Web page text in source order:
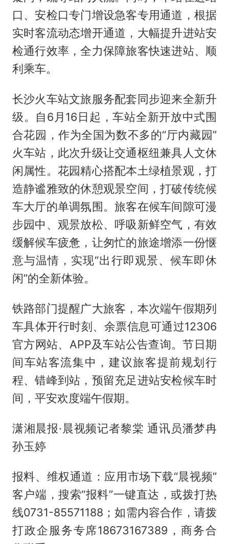
口、安检口专门增设急客专用通道，根据
实时客流动态增开通道，大幅提升进站安
检通行效率，全力保障旅客快速进站、顺
利乘车。
长沙火车站文旅服务配套同步迎来全新升
级。自6月16日起，车站全新开放中式围
合花园，作为全国为数不多的“厅内藏园”
火车站，此次升级让交通枢纽兼具人文休
闲属性。花园精心搭配本土绿植景观，打
造静谧雅致的休憩观景空间，打破传统候
车大厅的单调氛围。旅客在候车间隙可漫
步园中、观景放松、呼吸新鲜空气，有效
缓解候车疲惫，让匆忙的旅途增添一份惬
意与温情，实现“出行即观景、候车即休
闲”的全新体验。
铁路部门提醒广大旅客，本次端午假期列
车具体开行时刻、余票信息可通过12306
官方网站、APP及车站公告查询。节日期
间车站客流集中，建议旅客提前规划行
程、错峰到站，预留充足进站安检候车时
间，平安欢度端午假期。
潇湘晨报·晨视频记者黎棠 通讯员潘梦冉
孙玉婷
报料、维权通道：应用市场下载“晨视频”
客户端，搜索“报料”一键直达，或拨打热
线0731-85571188；如需内容合作，请拨
打政企服务专席18673167389，商务合